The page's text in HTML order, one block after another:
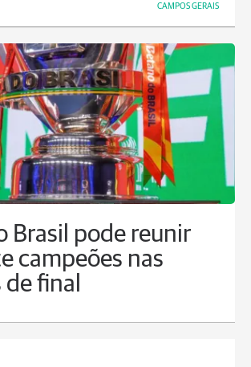
CAMPOS GERAIS
Brasil pode reunir
campeões nas
de final